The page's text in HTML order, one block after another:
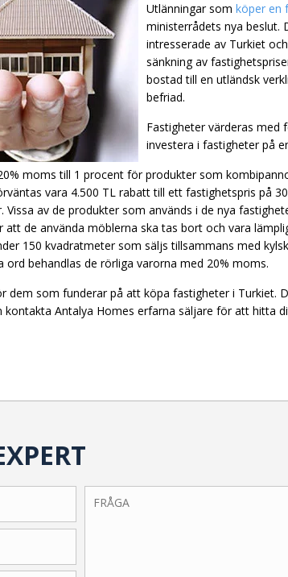
Utlänningar som köper en
ministerrådets nya
intresserade av Turkiet
sänkning av
bostad till en utländsk
befriad.
Fastigheter värderas med
investera i fastigheter på
moms till 1 procent för produkter som
vara 4.500 TL rabatt till ett fastighetspris på
Vissa av de produkter som används i de nya
att de använda möblerna ska tas bort och vara
150 kvadratmeter som säljs tillsammans med
ord behandlas de rörliga varorna med 20% moms.
dem som funderar på att köpa fastigheter i
kontakta Antalya Homes erfarna säljare för att hitta